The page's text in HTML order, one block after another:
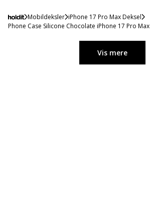
Mobildeksler iPhone 17 Pro Max Deksel
Phone Case Silicone Chocolate iPhone 17 Pro Max
Vis mere